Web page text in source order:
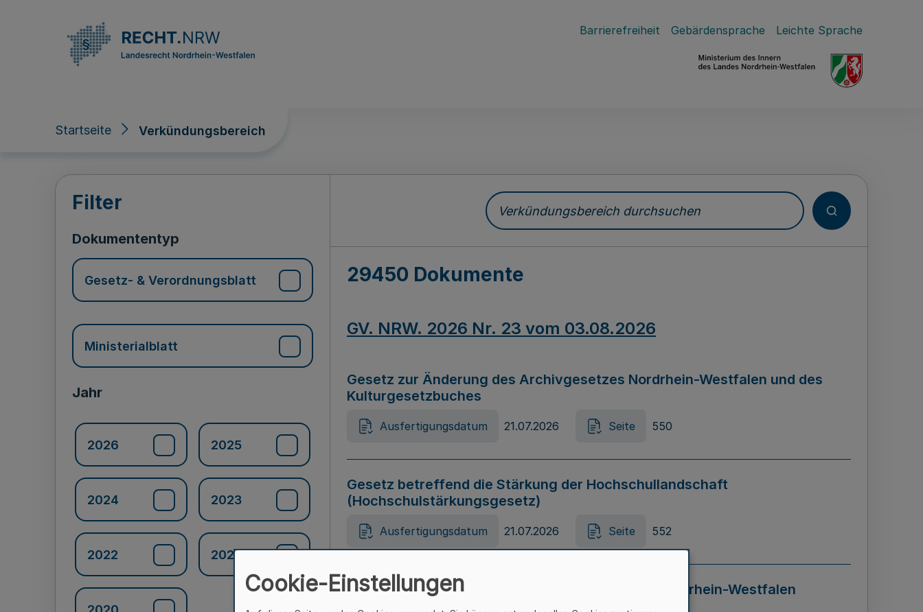
Barrierefreiheit Gebärdensprache Leichte Sprache
Startseite Verkündungsbereich
Verkündungsbereich
Filter
Dokumententyp
Gesetz- & Verordnungsblatt
Ministerialblatt
Jahr
2026 2025
2024 2023
2022 2021
Verkündungsbereich durchsuchen
29450 Dokumente
GV. NRW. 2026 Nr. 23 vom 03.08.2026
Gesetz zur Änderung des Archivgesetzes Nordrhein-Westfalen und des
Kulturgesetzbuches
Ausfertigungsdatum 21.07.2026 Seite 550
Gesetz betreffend die Stärkung der Hochschullandschaft
(Hochschulstärkungsgesetz)
Ausfertigungsdatum 21.07.2026 Seite 552
Gesetz zur Vermeidung von Diskriminierung in Nordrhein-Westfalen
(Landesantidiskriminierungsgesetz – LADG NRW)
Cookie-Einstellungen